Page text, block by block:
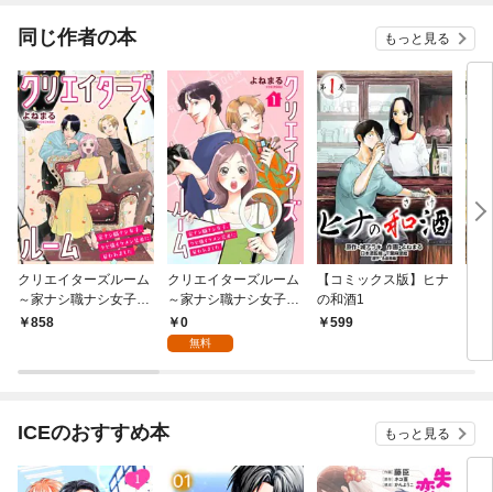
同じ作者の本 もっと見る
クリエイターズルーム
～家ナシ職ナシ女子、
クセ強イケメン兄弟に
858
クリエイターズルーム
～家ナシ職ナシ女子、
クセ強イケメン兄弟に
雇われました～【単
0
無料
【コミックス版】ヒナ
の和酒1
599
ICEのおすすめ本 もっと見る